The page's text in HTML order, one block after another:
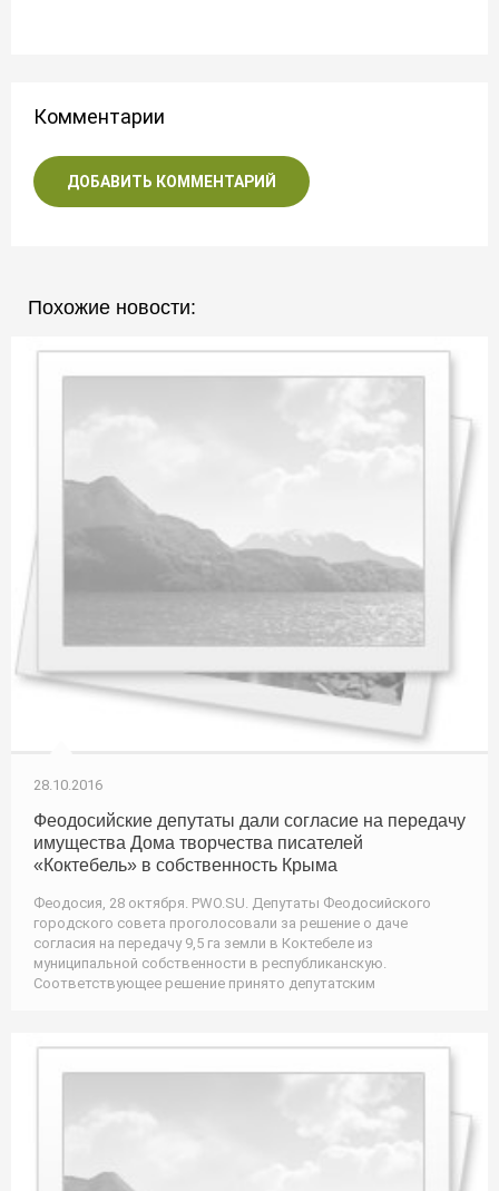
Комментарии
ДОБАВИТЬ КОММЕНТАРИЙ
Похожие новости:
28.10.2016
Феодосийские депутаты дали согласие на передачу
имущества Дома творчества писателей
«Коктебель» в собственность Крыма
Феодосия, 28 октября. PWO.SU. Депутаты Феодосийского
городского совета проголосовали за решение о даче
согласия на передачу 9,5 га земли в Коктебеле из
муниципальной собственности в республиканскую.
Соответствующее решение принято депутатским